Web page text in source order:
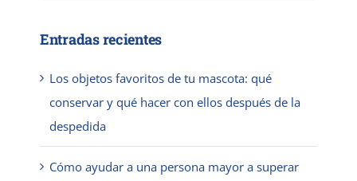
Entradas recientes
Los objetos favoritos de tu mascota: qué
conservar y qué hacer con ellos después de la
despedida
Cómo ayudar a una persona mayor a superar